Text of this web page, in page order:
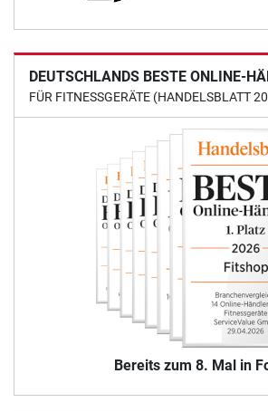
DEUTSCHLANDS BESTE ONLINE-
FÜR FITNESSGERÄTE (HANDELSBLATT
Bereits zum 8. Mal in